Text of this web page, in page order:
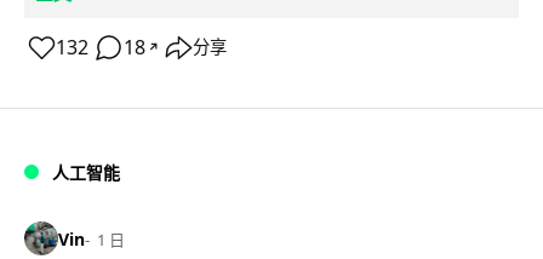
132 18 ↗ 分享
人工智能
Vin 1 日